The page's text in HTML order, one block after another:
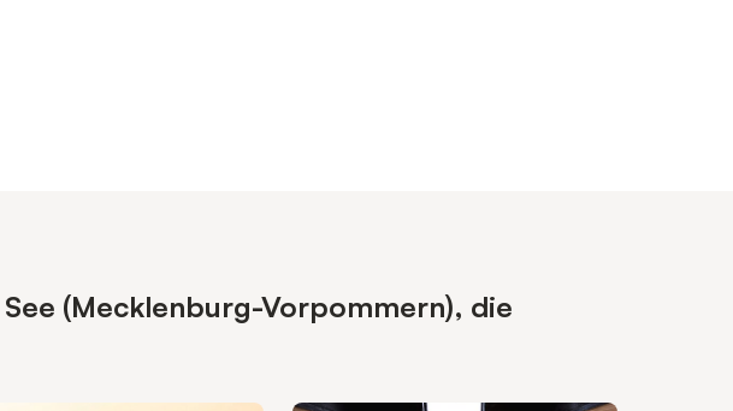
(Mecklenburg-Vorpommern), die